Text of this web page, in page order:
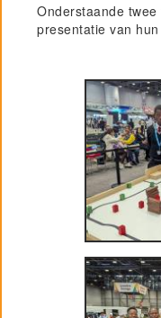
Onderstaande
presentatie van